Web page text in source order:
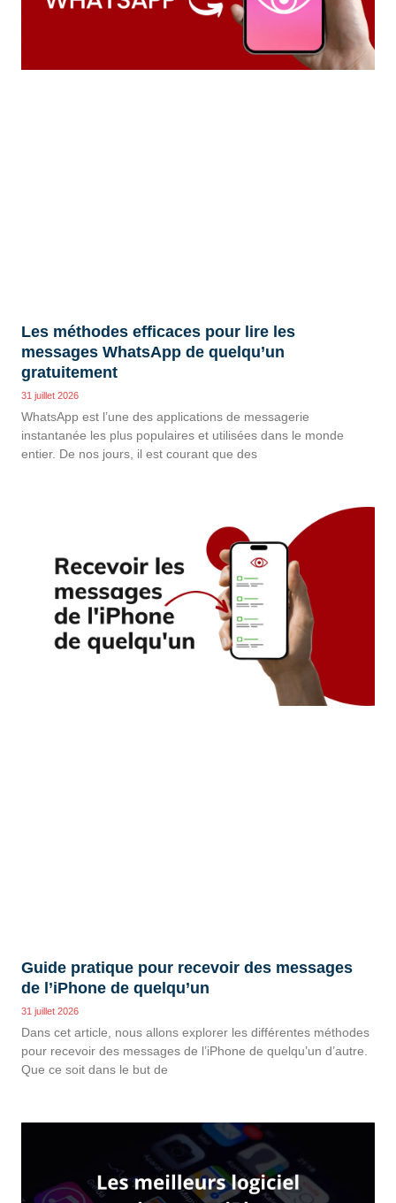
Les méthodes efficaces pour lire les
messages WhatsApp de quelqu’un
gratuitement
31 juillet 2026
WhatsApp est l’une des applications de messagerie
instantanée les plus populaires et utilisées dans le monde
entier. De nos jours, il est courant que des
Guide pratique pour recevoir des messages
de l’iPhone de quelqu’un
31 juillet 2026
Dans cet article, nous allons explorer les différentes méthodes
pour recevoir des messages de l’iPhone de quelqu’un d’autre.
Que ce soit dans le but de